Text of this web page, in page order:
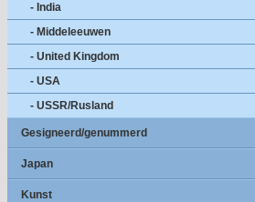
- India
- Middeleeuwen
- United Kingdom
- USA
- USSR/Rusland
Gesigneerd/genummerd
Japan
Kunst